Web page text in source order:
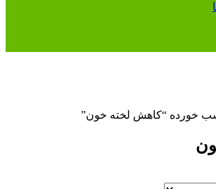
خورده “کاهش لخته خون”